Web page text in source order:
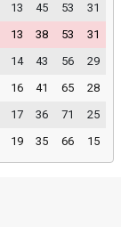
13 45 53
31
13 38 53
31
14 43 56
29
16 41 65
28
17 36 71
25
19 35 66 15